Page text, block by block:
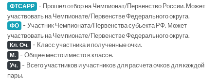
ФТСАРР - Прошел отбор на Чемпионат/Первенство России. Может
участвовать на Чемпионате/Первенстве Федерального округа.
ФО - Участник Чемпионата/Первенства субьекта РФ. Может
участвовать на Чемпионате/Первенстве Федерального округа.
Кл. Оч. - Класс участника и полученные очки.
М. - Общее место и место в классе.
Уч. - Всего участников и участников для расчета очков для каждой
пары.